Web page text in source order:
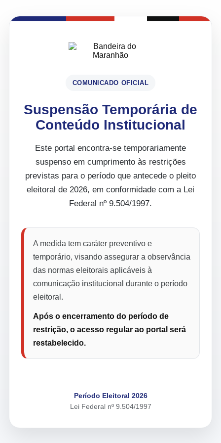
COMUNICADO OFICIAL
Suspensão Temporária de
Conteúdo Institucional
Este portal encontra-se temporariamente
suspenso em cumprimento às restrições
previstas para o período que antecede o pleito
eleitoral de 2026, em conformidade com a Lei
Federal nº 9.504/1997.
A medida tem caráter preventivo e
temporário, visando assegurar a observância
das normas eleitorais aplicáveis à
comunicação institucional durante o período
eleitoral.
Após o encerramento do período de
restrição, o acesso regular ao portal será
restabelecido.
Período Eleitoral 2026
Lei Federal nº 9.504/1997